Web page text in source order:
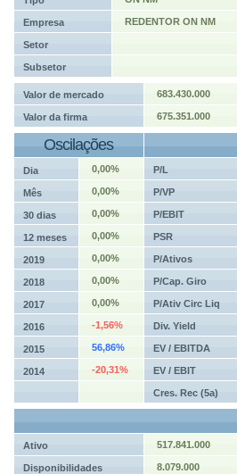
Empresa REDENTOR ON NM
Setor
Subsetor
Valor de mercado 683.430.000
Valor da firma 675.351.000
Oscilações
Dia 0,00% P/L
Mês 0,00% P/VP
30 dias 0,00% P/EBIT
12 meses 0,00% PSR
2019 0,00% P/Ativos
2018 0,00% P/Cap. Giro
2017 0,00% P/Ativ Circ Liq
2016 -1,56% Div. Yield
2015 56,86% EV / EBITDA
2014 -20,31% EV / EBIT
Cres. Rec (5a)
Ativo 517.841.000
Disponibilidades 8.079.000